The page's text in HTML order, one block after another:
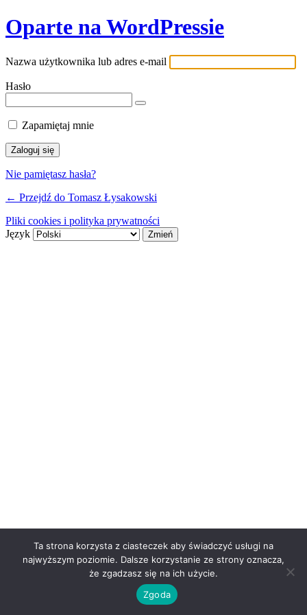
Oparte na WordPressie
Nazwa użytkownika lub adres e-mail
Hasło
Zapamiętaj mnie
Nie pamiętasz hasła?
← Przejdź do Tomasz Łysakowski
Pliki cookies i polityka prywatności
Język
Ta strona korzysta z ciasteczek aby świadczyć usługi na
najwyższym poziomie. Dalsze korzystanie ze strony oznacza,
że zgadzasz się na ich użycie.
Zgoda